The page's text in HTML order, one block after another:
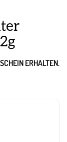
ERHALTEN.